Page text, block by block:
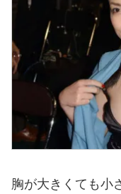
胸が大きくても小